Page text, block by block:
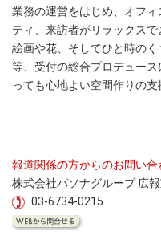
業務の運営をはじめ、オフ
ティ、来訪者がリラックス
絵画や花、そしてひと時の
等、受付の総合プロデュー
っても心地よい空間作りの支
報道関係の方からのお問い合
株式会社パソナグループ 広
03-6734-0215